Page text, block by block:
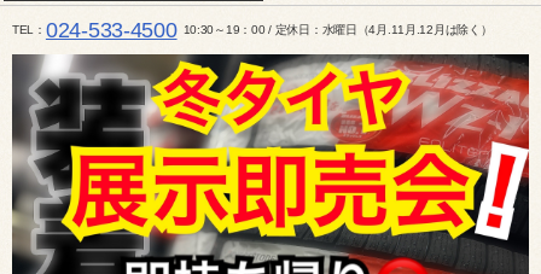
TEL 024-533-4500 10:30～19：00 / 定休日：水曜日（4月.11月.12月